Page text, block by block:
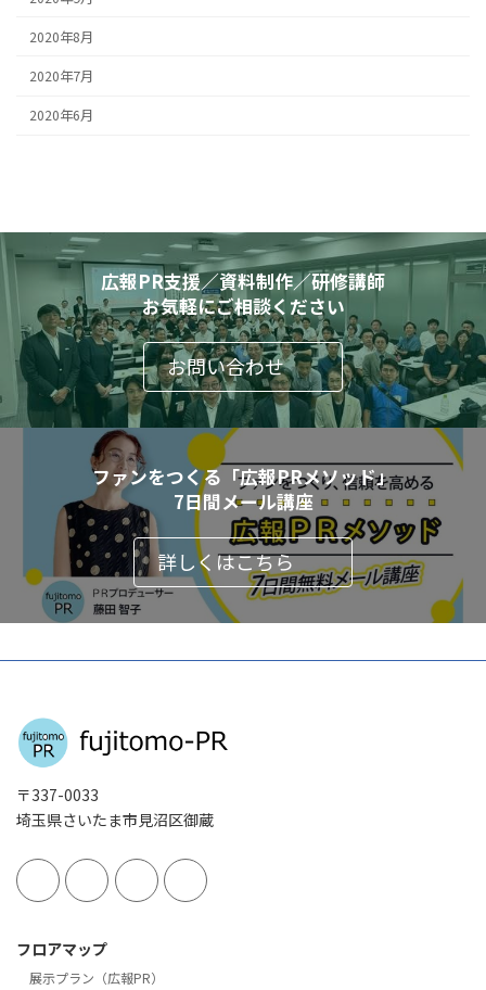
2020年8月
2020年7月
2020年6月
広報PR支援／資料制作／研修講師
お気軽にご相談ください
お問い合わせ
ファンをつくる「広報PRメソッド」
7日間メール講座
詳しくはこちら
〒337-0033
埼玉県さいたま市見沼区御蔵
フロアマップ
展示プラン（広報PR）